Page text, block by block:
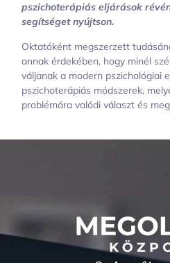
pszichoterápiás eljárások
segítséget nyújtson.
Oktatóként megszerzett
annak érdekében, hogy minél
váljanak a modern pszichológiai
pszichoterápiás módszerek,
problémára valódi választ és